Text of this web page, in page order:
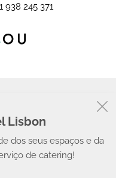
Lisbon
dos seus espaços e da
de catering!
938 245 371